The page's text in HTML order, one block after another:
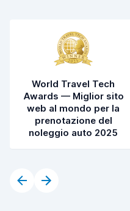
World Travel Tech
Awards — Miglior sito
web al mondo per la
prenotazione del
noleggio auto 2025